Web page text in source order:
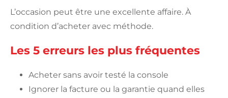
L’occasion peut être une excellente affaire. À
condition d’acheter avec méthode.
Les 5 erreurs les plus fréquentes
Acheter sans avoir testé la console
Ignorer la facture ou la garantie quand elles